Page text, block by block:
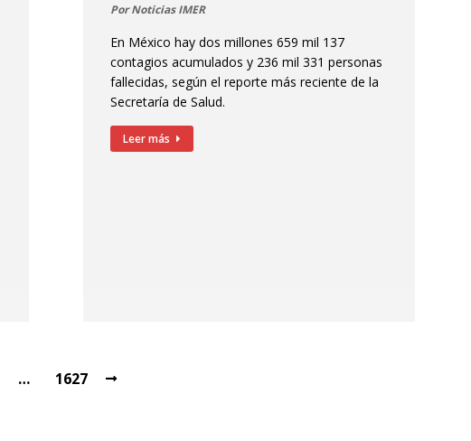
PorNoticias IMER
En México hay dos millones 659 mil 137
contagios acumulados y 236 mil 331 personas
fallecidas, según el reporte más reciente de la
Secretaría de Salud.
Leer más
… 1627